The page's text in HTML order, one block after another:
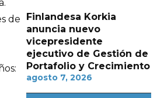
de
Finlandesa Korkia
anuncia nuevo
vicepresidente
ejecutivo de Gestión de
Portafolio y Crecimiento
agosto 7, 2026